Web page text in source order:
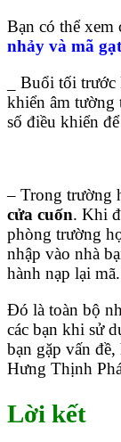
Bạn có thể xem
nhảy và mã gạt
_ Buổi tối
khiển âm tường
số điều khiển
– Trong trường
cửa cuốn. Khi
phòng trường
nhập vào nhà
hành nạp lại mã.
Đó là toàn bộ
các bạn khi sử
bạn gặp vấn
Hưng Thịnh
Lời kết